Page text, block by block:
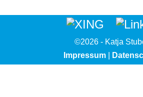
©2026 - Katja
Impressum